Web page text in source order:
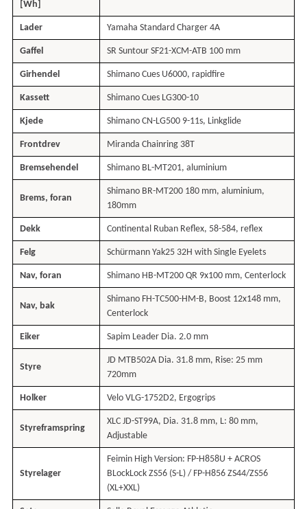
[Wh]
Lader Yamaha Standard Charger 4A
Gaffel SR Suntour SF21-XCM-ATB 100 mm
Girhendel Shimano Cues U6000, rapidfire
Kassett Shimano Cues LG300-10
Kjede Shimano CN-LG500 9-11s, Linkglide
Frontdrev Miranda Chainring 38T
Bremsehendel Shimano BL-MT201, aluminium
Brems, foran
Shimano BR-MT200 180 mm, aluminium,
180mm
Dekk Continental Ruban Reflex, 58-584, reflex
Felg Schürmann Yak25 32H with Single Eyelets
Nav, foran Shimano HB-MT200 QR 9x100 mm, Centerlock
Nav, bak
Shimano FH-TC500-HM-B, Boost 12x148 mm,
Centerlock
Eiker Sapim Leader Dia. 2.0 mm
Styre
JD MTB502A Dia. 31.8 mm, Rise: 25 mm
720mm
Holker Velo VLG-1752D2, Ergogrips
Styreframspring
XLC JD-ST99A, Dia. 31.8 mm, L: 80 mm,
Adjustable
Styrelager
Feimin High Version: FP-H858U + ACROS
BLockLock ZS56 (S-L) / FP-H856 ZS44/ZS56
(XL+XXL)